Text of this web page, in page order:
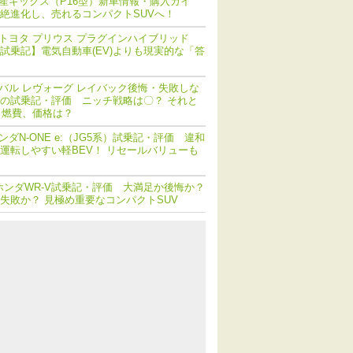
進化し、売れるコンパクトSUVへ！
ヨタ プリウス プラグインハイブリッド
乗記】電気自動車(EV)よりも現実的な「答
ル レヴォーグ レイバック後悔・失敗しな
試乗記・評価 ニッチ戦略は〇？ それと
費、価格は？
ダN-ONE e:（JG5系）試乗記・評価 違和
転しやすい軽BEV！ リセールバリューも
ンダWR-V試乗記・評価 大満足か後悔か？
敗か？ 見極め重要なコンパクトSUV